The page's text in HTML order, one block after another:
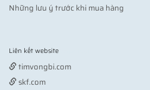
Những lưu ý trước khi mua hàng
Liên kết website
timvongbi.com
skf.com